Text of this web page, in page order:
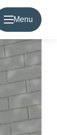
Menu